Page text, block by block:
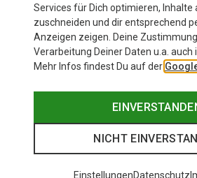
Services für Dich optimieren, Inhalte
zuschneiden und dir entsprechend
Anzeigen zeigen. Deine
Verarbeitung Deiner Daten u.a. auch
Mehr Infos findest Du auf der
NICHT
EinstellungenDatenschutz